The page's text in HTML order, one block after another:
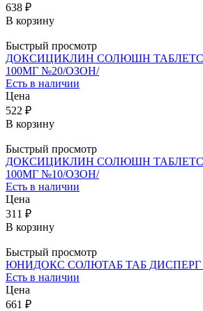
638 ₽
В корзину
Быстрый просмотр
ДОКСИЦИКЛИН СОЛЮШН ТАБЛЕТС
100МГ №20/ОЗОН/
Есть в наличии
Цена
522 ₽
В корзину
Быстрый просмотр
ДОКСИЦИКЛИН СОЛЮШН ТАБЛЕТС
100МГ №10/ОЗОН/
Есть в наличии
Цена
311 ₽
В корзину
Быстрый просмотр
ЮНИДОКС СОЛЮТАБ ТАБ ДИСПЕРГ
Есть в наличии
Цена
661 ₽